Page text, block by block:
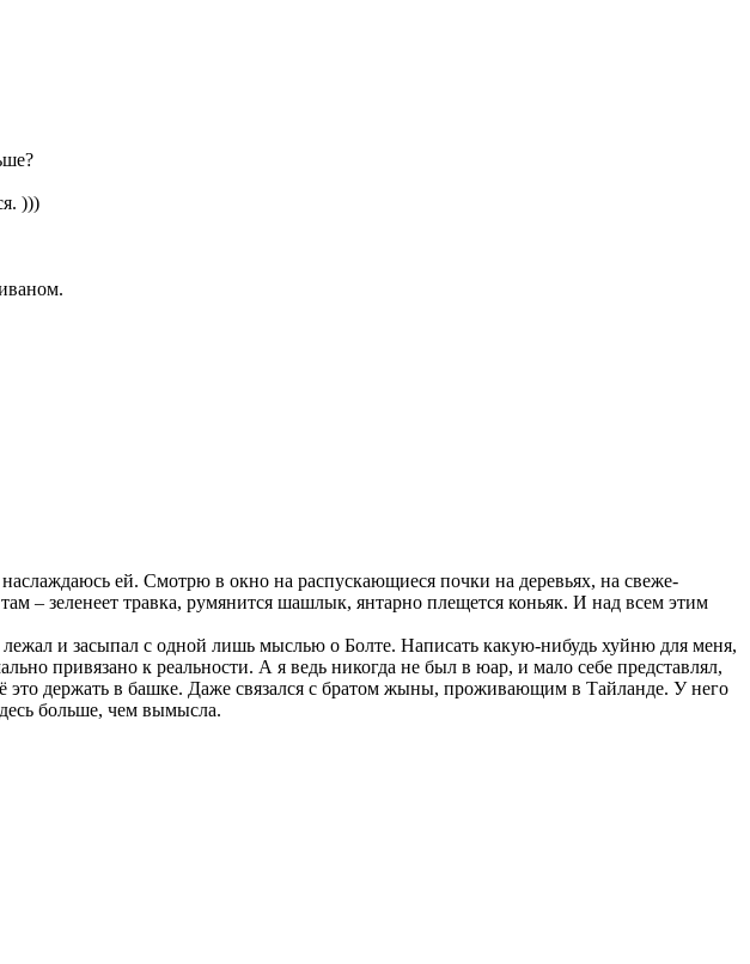
)))
ей. Смотрю в окно на распускающиеся почки на деревьях, на свеже-
– зеленеет травка, румянится шашлык, янтарно плещется коньяк. И над всем этим
и засыпал с одной лишь мыслью о Болте. Написать какую-нибудь хуйню для меня,
привязано к реальности. А я ведь никогда не был в юар, и мало себе представлял,
это держать в башке. Даже связался с братом жыны, проживающим в Тайланде. У него
больше, чем вымысла.